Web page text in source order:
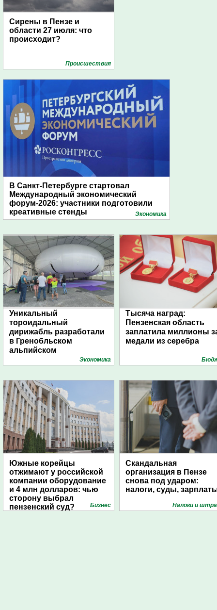
Сирены в Пензе и
области 27 июля: что
происходит?
Проиcшествия
В Санкт-Петербурге стартовал
Международный экономический
форум-2026: участники подготовили
креативные стенды
Экономика
Уникальный
тороидальный
дирижабль разработали
в Гренобльском
альпийском
Экономика
Тысяча наград:
Пензенская область
заплатила миллионы
медали из серебра
Южные корейцы
отжимают у российской
компании оборудование
и 4 млн долларов: чью
сторону выбрал
пензенский суд?
Бизнес
Скандальная
организация в Пензе
снова под ударом:
налоги, суды,
Налоги и